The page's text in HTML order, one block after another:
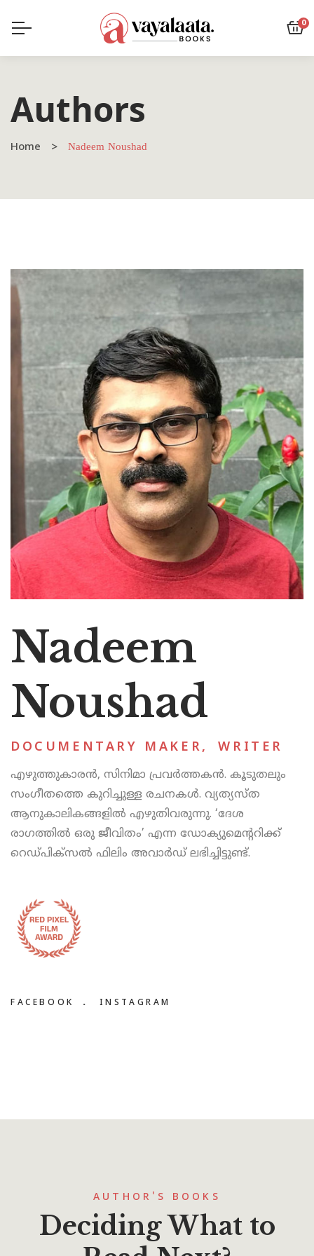
0
Authors
Home Nadeem Noushad
Nadeem
Noushad
DOCUMENTARY MAKER, WRITER
എഴുത്തുകാരന്‍, സിനിമാ പ്രവര്‍ത്തകന്‍. കൂടുതലും
സംഗീതത്തെ കുറിച്ചുള്ള രചനകള്‍. വ്യത്യസ്ത
ആനുകാലികങ്ങളില്‍ എഴുതിവരുന്നു. ‘ദേശ
രാഗത്തില്‍ ഒരു ജീവിതം’ എന്ന ഡോക്യുമെന്ററിക്ക്
റെഡ്പിക്‌സല്‍ ഫിലിം അവാര്‍ഡ് ലഭിച്ചിട്ടുണ്ട്.
FACEBOOK INSTAGRAM
AUTHOR'S BOOKS
Deciding What to